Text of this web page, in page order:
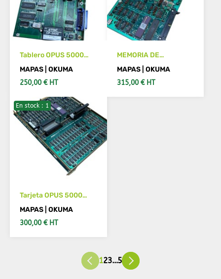
Tablero OPUS 5000
OKUMA E4809-045-
038-B1911-1103
MAPAS | OKUMA
250,00 € HT
AÑADIR AL CARRITO
MEMORIA DE
BURBUJAS OPUS
5000 Tarjeta OKUMA
E0227-702-005
MAPAS | OKUMA
315,00 € HT
En stock : 1
Tarjeta OPUS 5000
OKUMA E4809-045-
035-C
MAPAS | OKUMA
300,00 € HT
123…5